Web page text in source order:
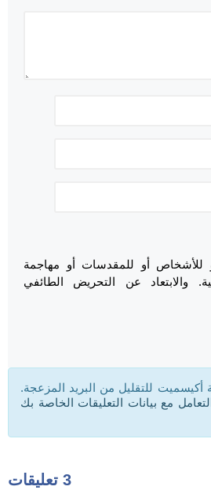
للأشخاص أو للمقدسات أو مهاجمة
والابتعاد عن التحريض الطائفي
للتقليل من البريد المزعجة.
مع بيانات التعليقات الخاصة بك
3 تعليقات